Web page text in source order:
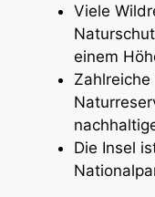
Viele
einem
Die Insel